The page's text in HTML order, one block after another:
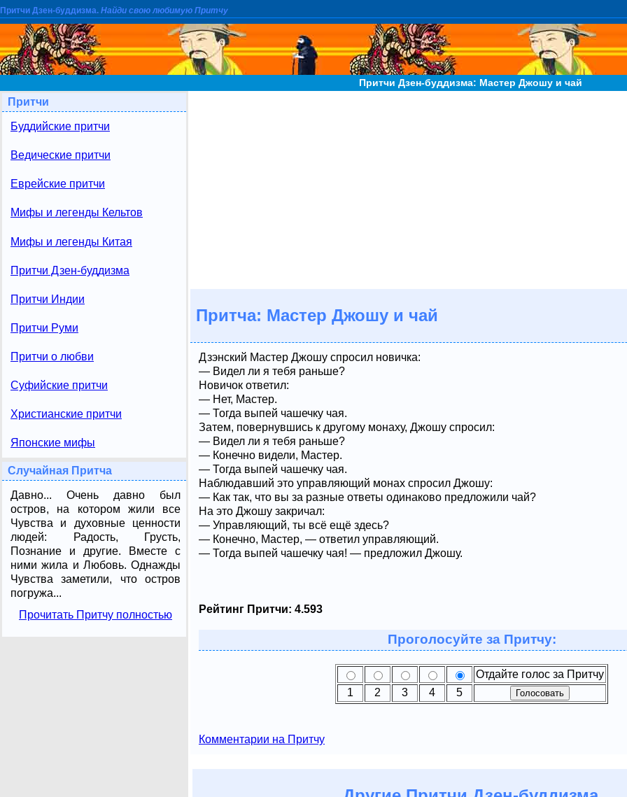
Притчи Дзен-буддизма. Найди свою любимую Притчу
Притчи Дзен-буддизма: Мастер Джошу и чай
Притчи
Буддийские притчи
Ведические притчи
Еврейские притчи
Мифы и легенды Кельтов
Мифы и легенды Китая
Притчи Дзен-буддизма
Притчи Индии
Притчи Руми
Притчи о любви
Суфийские притчи
Христианские притчи
Японские мифы
Случайная Притча
Давно... Очень давно был
остров, на котором жили все
Чувства и духовные ценности
людей: Радость, Грусть,
Познание и другие. Вместе с
ними жила и Любовь. Однажды
Чувства заметили, что остров
погружа...
Прочитать Притчу полностью
Притча: Мастер Джошу и чай
Дзэнский Мастер Джошу спросил новичка:
— Видел ли я тебя раньше?
Новичок ответил:
— Нет, Мастер.
— Тогда выпей чашечку чая.
Затем, повернувшись к другому монаху, Джошу спросил:
— Видел ли я тебя раньше?
— Конечно видели, Мастер.
— Тогда выпей чашечку чая.
Наблюдавший это управляющий монах спросил Джошу:
— Как так, что вы за разные ответы одинаково предложили чай?
На это Джошу закричал:
— Управляющий, ты всё ещё здесь?
— Конечно, Мастер, — ответил управляющий.
— Тогда выпей чашечку чая! — предложил Джошу.
Рейтинг Притчи: 4.593
Проголосуйте за Притчу:
Отдайте голос за Притчу
1
2 3 4 5
Комментарии на Притчу